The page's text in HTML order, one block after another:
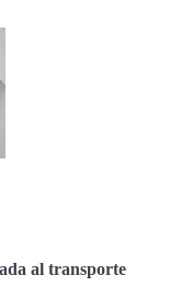
al transporte